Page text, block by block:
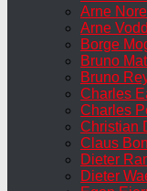
Arne Norell
Arne
Borge
Bruno
Bruno
Charles
Charles
Christian
Claus
Dieter
Dieter